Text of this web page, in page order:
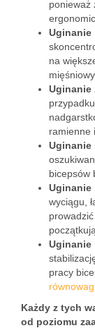
ponieważ
Uginanie
na
Uginanie
ramienne
Uginanie
bicepsów
Uginanie
wyciągu,
Uginanie
pracy
Każdy z tych
od poziomu